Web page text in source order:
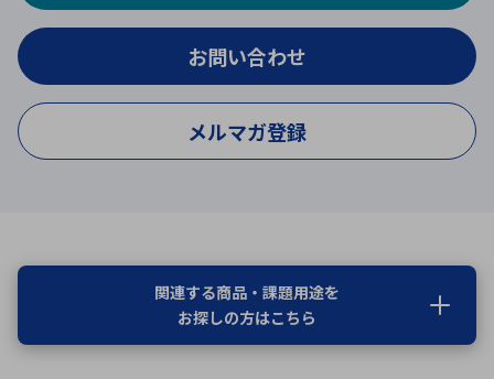
お問い合わせ
メルマガ登録
関連する商品・課題用途を
お探しの方はこちら